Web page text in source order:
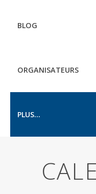
BLOG
ORGANISATEURS
PLUS...